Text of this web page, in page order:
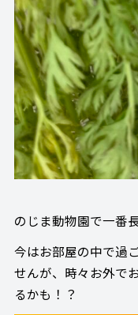
のじま動物園で一番
今はお部屋の中で過
せんが、時々お外で
るかも！？